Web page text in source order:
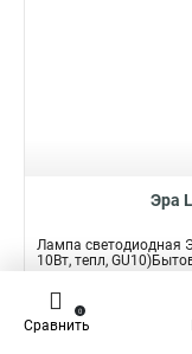
Эра
Лампа светодиодная
10Вт, тепл,
Подробнее
Наличие:
Сравнить
0